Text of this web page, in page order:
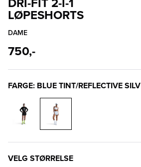
LØPESHORTS
DAME
750,-
FARGE: BLUE TINT/REFLECTIVE SILV
VELG STØRRELSE